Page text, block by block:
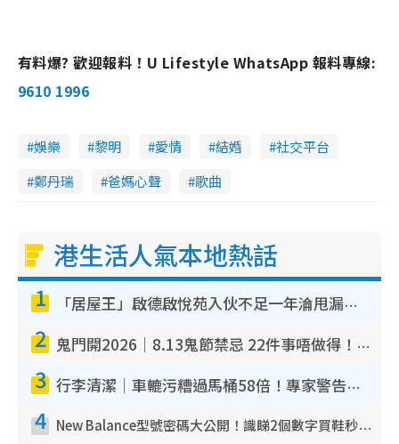
有料爆? 歡迎報料！U Lifestyle WhatsApp 報料專線:
9610 1996
娛樂 黎明 愛情 結婚
社交平台
鄭丹瑞
爸媽心聲 歌曲
港生活人氣本地熱話
1 「居屋王」啟德啟悅苑入伙不足一年淪甩漏之王！插頭噴火花致大停電 多戶業主全屋家電報銷
2 鬼門開2026｜8.13鬼節禁忌 22件事唔做得！燒肉、刺身要少食？半夜勿吹口哨/打呢個電話
3 行李清潔｜車轆污糟過馬桶58倍！專家警告忌用酒精抹 教1招免污手除菌
4 New Balance型號密碼大公開！識睇2個數字買鞋秒知功能免中伏 附5大熱門鞋款